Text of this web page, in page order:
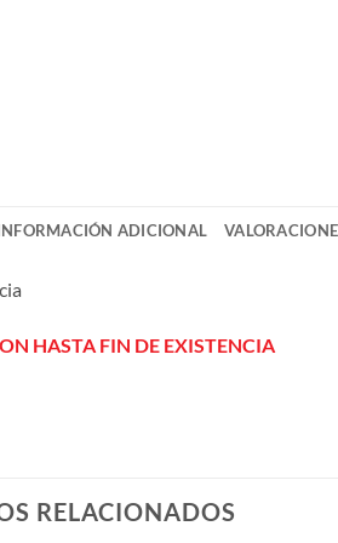
ADICIONAL
HASTA FIN DE EXISTENCIA
RELACIONADOS